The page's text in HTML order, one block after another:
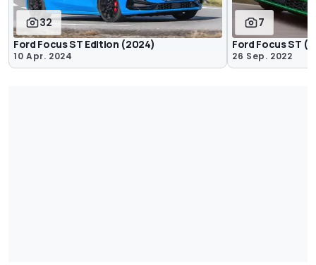
32
Ford Focus ST Edition (2024)
10 Apr. 2024
7
Ford Focus ST
26 Sep. 2022